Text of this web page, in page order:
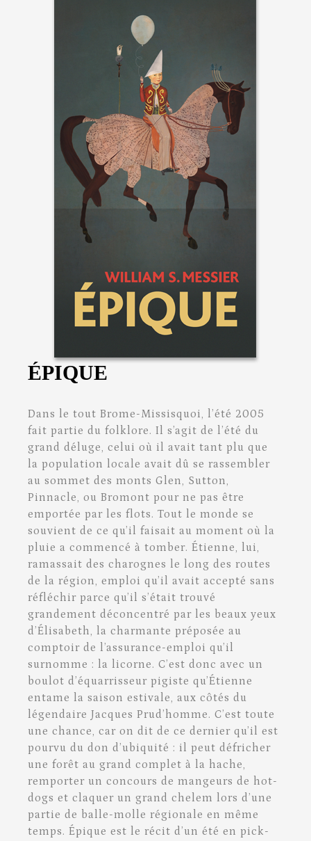
ÉPIQUE
Dans le tout Brome-Missisquoi, l’été 2005
fait partie du folklore. Il s’agit de l’été du
grand déluge, celui où il avait tant plu que
la population locale avait dû se rassembler
au sommet des monts Glen, Sutton,
Pinnacle, ou Bromont pour ne pas être
emportée par les flots. Tout le monde se
souvient de ce qu’il faisait au moment où la
pluie a commencé à tomber. Étienne, lui,
ramassait des charognes le long des routes
de la région, emploi qu’il avait accepté sans
réfléchir parce qu’il s’était trouvé
grandement déconcentré par les beaux yeux
d’Élisabeth, la charmante préposée au
comptoir de l’assurance-emploi qu’il
surnomme : la licorne. C’est donc avec un
boulot d’équarrisseur pigiste qu’Étienne
entame la saison estivale, aux côtés du
légendaire Jacques Prud’homme. C’est toute
une chance, car on dit de ce dernier qu’il est
pourvu du don d’ubiquité : il peut défricher
une forêt au grand complet à la hache,
remporter un concours de mangeurs de hot-
dogs et claquer un grand chelem lors d’une
partie de balle-molle régionale en même
temps. Épique est le récit d’un été en pick-